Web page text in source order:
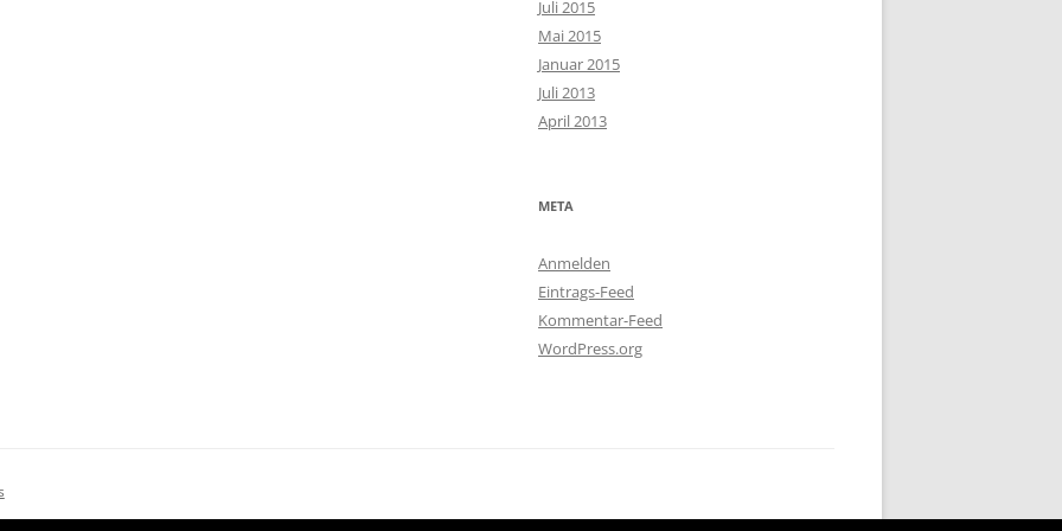
Juli 2015
Mai 2015
Januar 2015
Juli 2013
April 2013
META
Anmelden
Eintrags-Feed
Kommentar-Feed
WordPress.org